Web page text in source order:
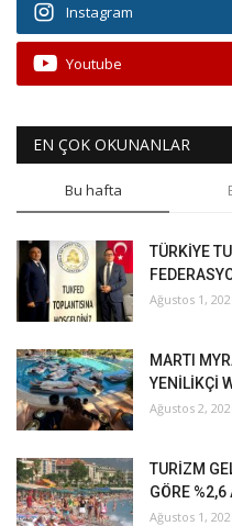
Instagram
Youtube
EN ÇOK OKUNANLAR
Bu hafta
TÜRKİYE
Ağustos 1,
MARTI
YENİLİKÇİ
Ağustos 2,
TURİZM
GÖRE %2,6
Ağustos 1,